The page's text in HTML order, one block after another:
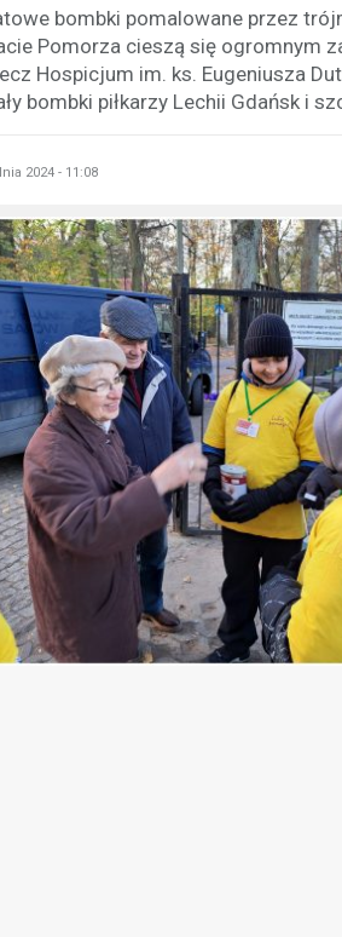
bombki pomalowane przez
Pomorza cieszą się ogromnym
Hospicjum im. ks. Eugeniusza
bombki piłkarzy Lechii Gdańsk i
2024 - 11:08